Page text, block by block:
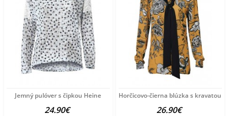
Jemný pulóver s čipkou Heine
24.90€
Horčicovo-čierna blúzka s kravatou
26.90€